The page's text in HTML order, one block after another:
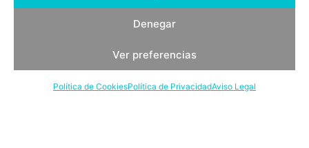
Denegar
Ver preferencias
Política de CookiesPolítica de PrivacidadAviso Legal